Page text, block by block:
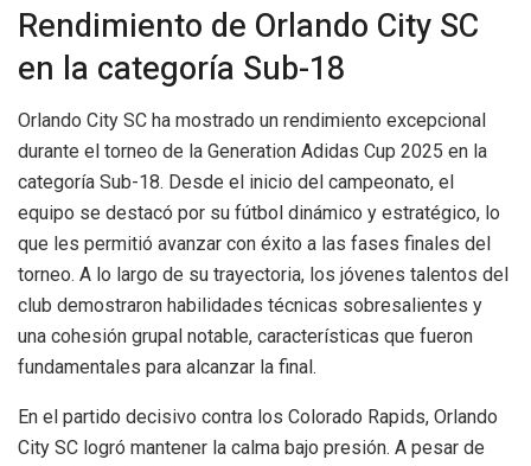
Rendimiento de Orlando City SC
en la categoría Sub-18
Orlando City SC ha mostrado un rendimiento excepcional
durante el torneo de la Generation Adidas Cup 2025 en la
categoría Sub-18. Desde el inicio del campeonato, el
equipo se destacó por su fútbol dinámico y estratégico, lo
que les permitió avanzar con éxito a las fases finales del
torneo. A lo largo de su trayectoria, los jóvenes talentos del
club demostraron habilidades técnicas sobresalientes y
una cohesión grupal notable, características que fueron
fundamentales para alcanzar la final.
En el partido decisivo contra los Colorado Rapids, Orlando
City SC logró mantener la calma bajo presión. A pesar de